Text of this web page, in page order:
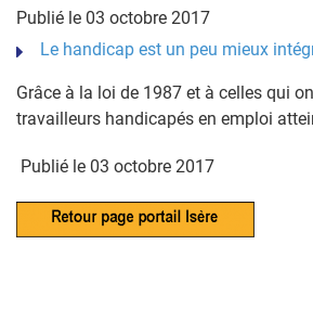
Publié le 03 octobre 2017
Le handicap est un peu mieux
Grâce à la loi de 1987 et à celles qui
travailleurs handicapés en emploi
Publié le 03 octobre 2017